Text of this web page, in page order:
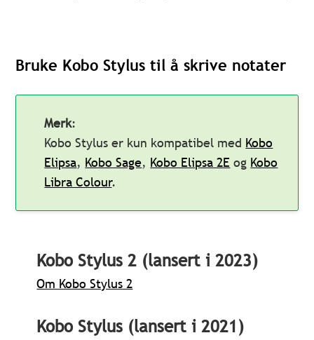
Bruke Kobo Stylus til å skrive notater
Merk:
Kobo Stylus er kun kompatibel med Kobo
Elipsa, Kobo Sage, Kobo Elipsa 2E og Kobo
Libra Colour.
Kobo Stylus 2 (lansert i 2023)
Om Kobo Stylus 2
Kobo Stylus (lansert i 2021)